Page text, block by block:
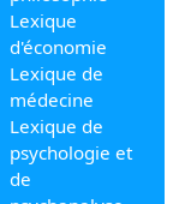
Lexique
d'économie
Lexique de
médecine
Lexique de
psychologie et
de